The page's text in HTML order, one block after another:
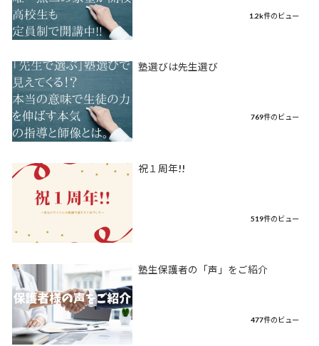
1.2k件のビュー
塾選びは先生選び
769件のビュー
祝１周年!!
519件のビュー
塾生保護者の「声」をご紹介
477件のビュー